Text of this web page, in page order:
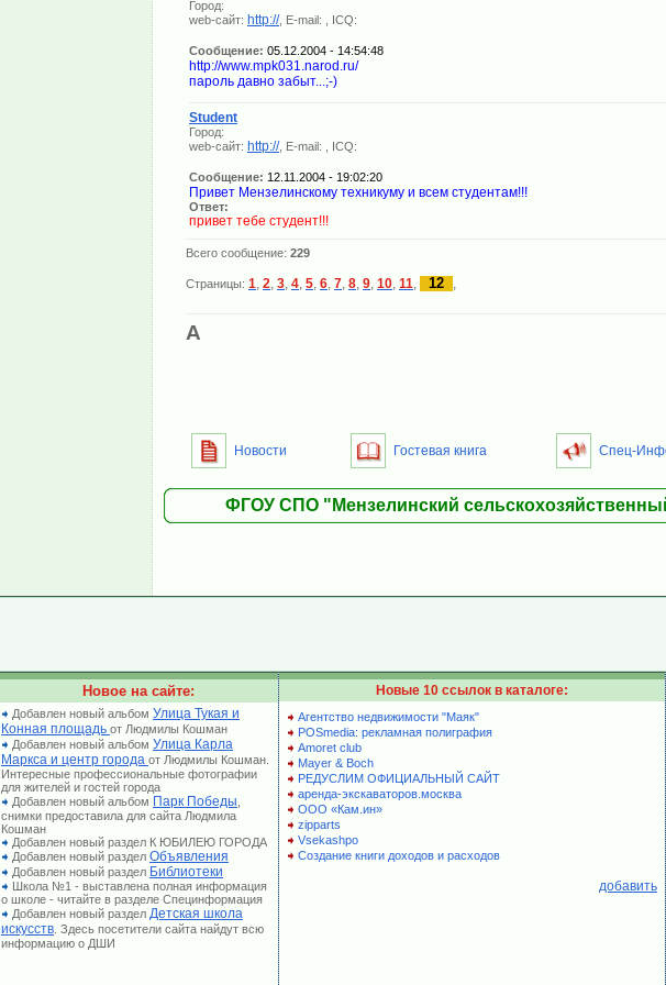
Город:
web-сайт: http://, E-mail: , ICQ:
Сообщение: 05.12.2004 - 14:54:48
http://www.mpk031.narod.ru/
пароль давно забыт...;-)
Student
Город:
web-сайт: http://, E-mail: , ICQ:
Сообщение: 12.11.2004 - 19:02:20
Привет Мензелинскому техникуму и всем студентам!!!
Ответ:
привет тебе студент!!!
Всего сообщение: 229
Страницы: 1, 2, 3, 4, 5, 6, 7, 8, 9, 10, 11, 12 ,
A
Новости Гостевая книга Спец-
ФГОУ СПО "Мензелинский
Новое на сайте:
Добавлен новый альбом Улица Тукая и
Конная площадь от Людмилы Кошман
Добавлен новый альбом Улица Карла
Маркса и центр города от Людмилы Кошман.
Интересные профессиональные фотографии
для жителей и гостей города
Добавлен новый альбом Парк Победы
снимки предоставила для сайта Людмила
Кошман
Добавлен новый раздел К ЮБИЛЕЮ ГОРОДА
Добавлен новый раздел Объявления
Добавлен новый раздел Библиотеки
Школа №1 - выставлена полная информация
о школе - читайте в разделе Специнформация
Добавлен новый раздел Детская школа
искусств . Здесь посетители сайта найдут всю
информацию о ДШИ
Новые 10 ссылок в каталоге:
Агентство недвижимости "Маяк"
POSmedia: рекламная полиграфия
Amoret club
Mayer & Boch
РЕДУСЛИМ ОФИЦИАЛЬНЫЙ САЙТ
аренда-экскаваторов.москва
ООО «Кам.ин»
zipparts
Vsekashpo
Создание книги доходов и расходов
добавить